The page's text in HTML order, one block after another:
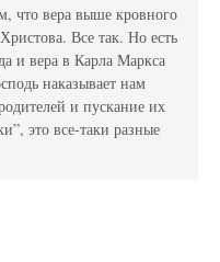
что вера выше кровного
Все так. Но есть
и вера в Карла Маркса
наказывает нам
и пускание их
это все-таки разные